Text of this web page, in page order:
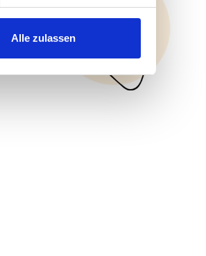
anbieten zu können
Verwendung unserer
diese Informationen
Alle zulassen